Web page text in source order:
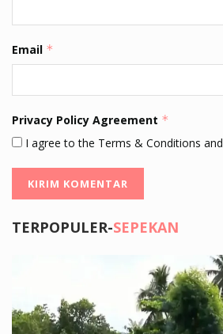
Email *
Privacy Policy Agreement *
I agree to the Terms & Conditions and
TERPOPULER-SEPEKAN